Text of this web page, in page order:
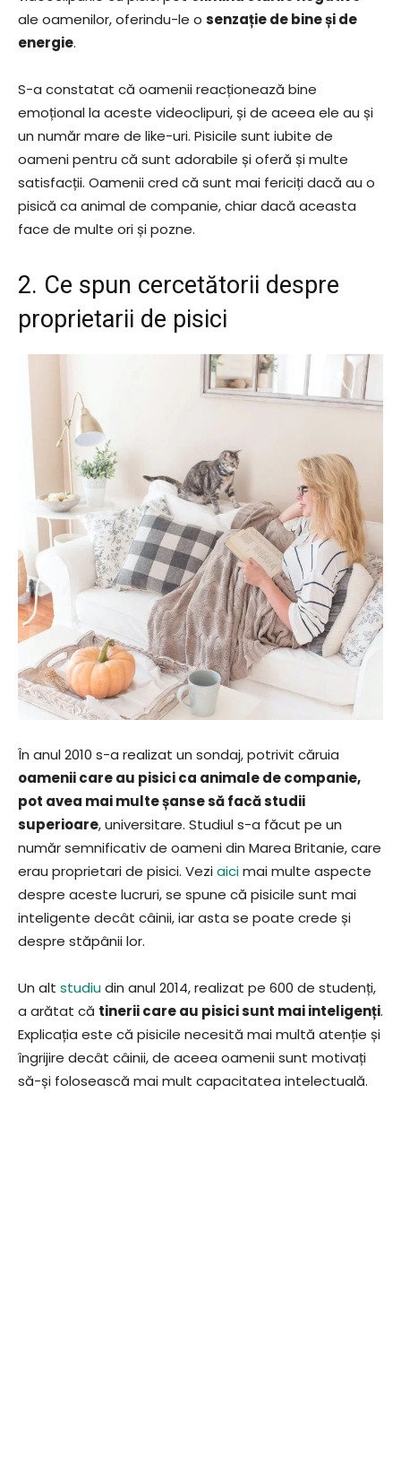
ale oamenilor, oferindu-le o senzație de bine și de
energie.
S-a constatat că oamenii reacționează bine
emoțional la aceste videoclipuri, și de aceea ele au și
un număr mare de like-uri. Pisicile sunt iubite de
oameni pentru că sunt adorabile și oferă și multe
satisfacții. Oamenii cred că sunt mai fericiți dacă au o
pisică ca animal de companie, chiar dacă aceasta
face de multe ori și pozne.
2. Ce spun cercetătorii despre
proprietarii de pisici
În anul 2010 s-a realizat un sondaj, potrivit căruia
oamenii care au pisici ca animale de companie,
pot avea mai multe șanse să facă studii
superioare, universitare. Studiul s-a făcut pe un
număr semnificativ de oameni din Marea Britanie, care
erau proprietari de pisici. Veziaicimai multe aspecte
despre aceste lucruri, se spune că pisicile sunt mai
inteligente decât câinii, iar asta se poate crede și
despre stăpânii lor.
Un alt studiudin anul 2014, realizat pe 600 de studenți,
a arătat că tinerii care au pisici sunt mai inteligenți.
Explicația este că pisicile necesită mai multă atenție și
îngrijire decât câinii, de aceea oamenii sunt motivați
să-și folosească mai mult capacitatea intelectuală.